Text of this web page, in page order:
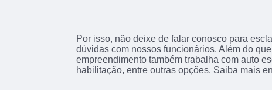
Por isso, não deixe de falar conosco para
dúvidas com nossos funcionários. Além do
empreendimento também trabalha com auto
habilitação, entre outras opções. Saiba mais